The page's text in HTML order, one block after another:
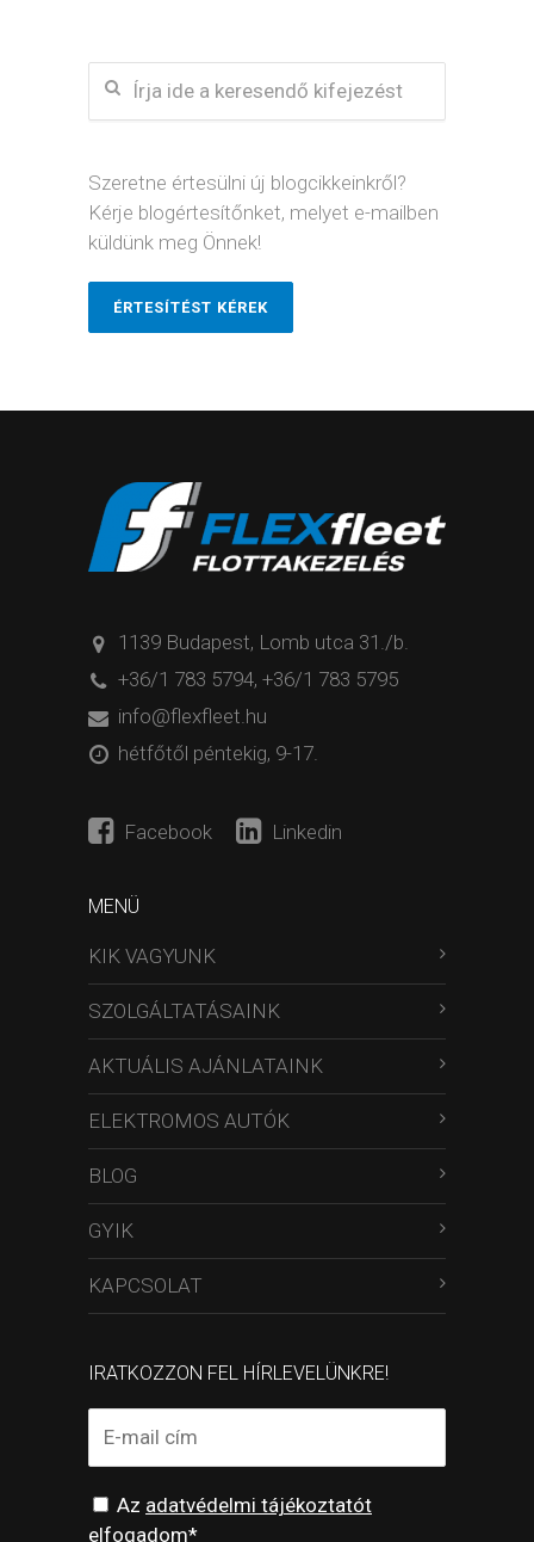
Szeretne értesülni új blogcikkeinkről?
Kérje blogértesítőnket, melyet e-mailben
küldünk meg Önnek!
ÉRTESÍTÉST KÉREK
1139 Budapest, Lomb utca 31./b.
+36/1 783 5794, +36/1 783 5795
info@flexfleet.hu
hétfőtől péntekig, 9-17.
Facebook Linkedin
MENÜ
KIK VAGYUNK
SZOLGÁLTATÁSAINK
AKTUÁLIS AJÁNLATAINK
ELEKTROMOS AUTÓK
BLOG
GYIK
KAPCSOLAT
IRATKOZZON FEL HÍRLEVELÜNKRE!
Az adatvédelmi tájékoztatót
elfogadom*